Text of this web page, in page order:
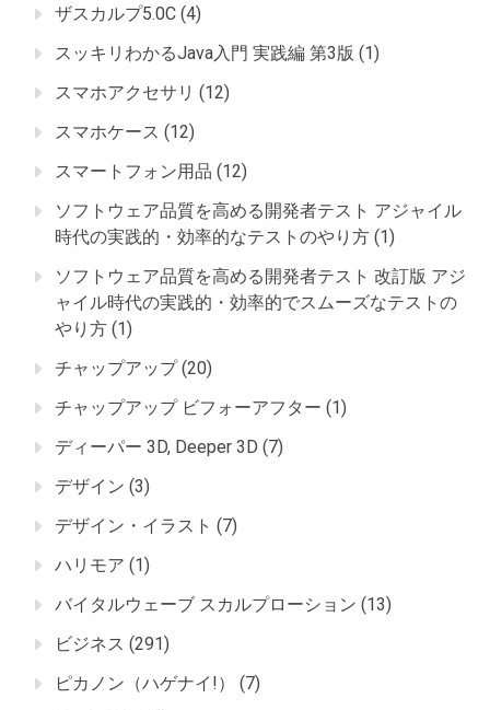
ザスカルプ5.0C (4)
スッキリわかるJava入門 実践編 第3版 (1)
スマホアクセサリ (12)
スマホケース (12)
スマートフォン用品 (12)
ソフトウェア品質を高める開発者テスト アジャイル
時代の実践的・効率的なテストのやり方 (1)
ソフトウェア品質を高める開発者テスト 改訂版 アジ
ャイル時代の実践的・効率的でスムーズなテストの
やり方 (1)
チャップアップ(20)
チャップアップ ビフォーアフター (1)
ディーパー 3D, Deeper 3D (7)
デザイン (3)
デザイン・イラスト (7)
ハリモア (1)
バイタルウェーブ スカルプローション (13)
ビジネス (291)
ピカノン（ハゲナイ!）
(7)